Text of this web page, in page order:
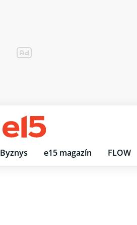
Byznys e15 magazín FLOW